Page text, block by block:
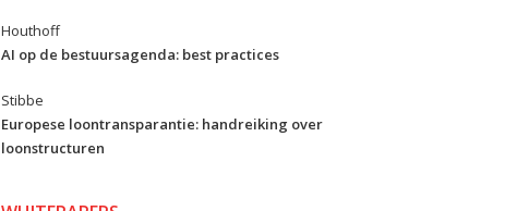
Houthoff
AI op de bestuursagenda: best practices
Stibbe
Europese loontransparantie: handreiking over
loonstructuren